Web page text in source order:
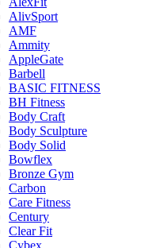
AlivSport
AMF
Ammity
AppleGate
Barbell
BASIC FITNESS
BH Fitness
Body Craft
Body Sculpture
Body Solid
Bowflex
Bronze Gym
Carbon
Care Fitness
Century
Clear Fit
Cybex